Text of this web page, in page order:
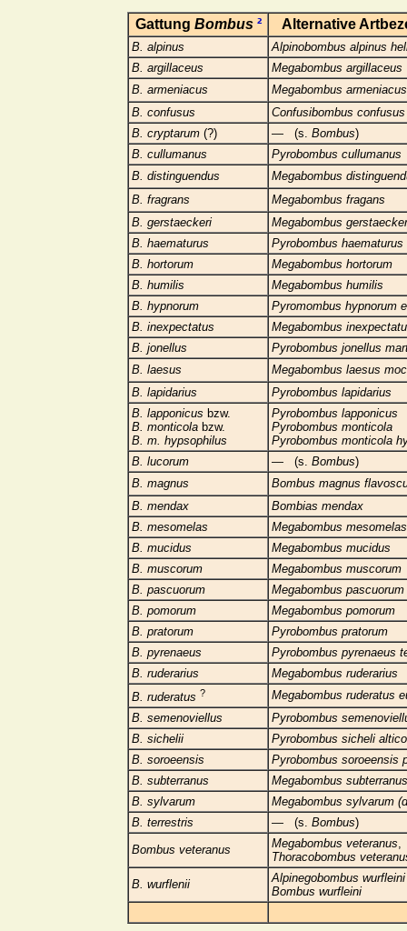
Gattung Bombus ² Alternative
B. alpinus
Alpinobombus alpinus
B. argillaceus
Megabombus argillaceus
B. armeniacus
Megabombus armeniacus
B. confusus
Confusibombus confusus
B. cryptarum (?) — (s. Bombus)
B. cullumanus
Pyrobombus cullumanus
B. distinguendus
Megabombus
B. fragrans
Megabombus fragans
B. gerstaeckeri
Megabombus
B. haematurus
Pyrobombus haematurus
B. hortorum
Megabombus hortorum
B. humilis
Megabombus humilis
B. hypnorum
Pyromombus hypnorum
B. inexpectatus
Megabombus
B. jonellus
Pyrobombus jonellus
B. laesus
Megabombus laesus
B. lapidarius
Pyrobombus lapidarius
B. lapponicus bzw.
B. monticola bzw.
B. m. hypsophilus
Pyrobombus lapponicus
Pyrobombus monticola
Pyrobombus monticola
B. lucorum
— (s. Bombus)
B. magnus
Bombus magnus
B. mendax
Bombias mendax
B. mesomelas
Megabombus mesomelas
B. mucidus
Megabombus mucidus
B. muscorum
Megabombus muscorum
B. pascuorum
Megabombus
B. pomorum
Megabombus pomorum
B. pratorum
Pyrobombus pratorum
B. pyrenaeus
Pyrobombus pyrenaeus
B. ruderarius
Megabombus ruderarius
B. ruderatus ?
Megabombus ruderatus
B. semenoviellus
Pyrobombus
B. sichelii
Pyrobombus sicheli
B. soroeensis
Pyrobombus soroeensis
B. subterranus
Megabombus subterranus
B. sylvarum
Megabombus sylvarum
B. terrestris
— (s. Bombus)
Bombus veteranus
Megabombus veteranus
Thoracobombus
B. wurflenii
Alpinegobombus
Bombus wurfleini